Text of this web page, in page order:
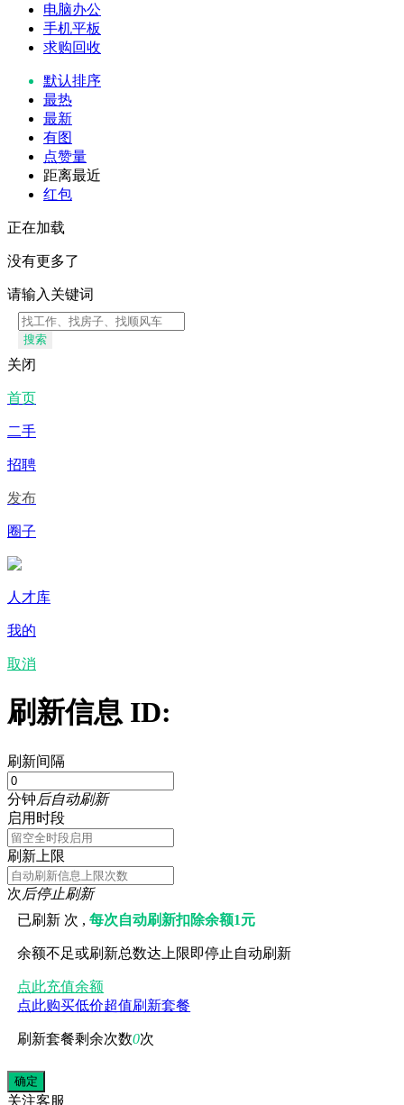
电脑办公
手机平板
求购回收
默认排序
最热
最新
有图
点赞量
距离最近
红包
正在加载
没有更多了
请输入关键词
搜索
关闭
首页
二手
招聘
发布
圈子
人才库
我的
取消
刷新信息 ID:
刷新间隔
分钟后自动刷新
启用时段
刷新上限
次后停止刷新
已刷新 次 ,每次自动刷新扣除余额1元
余额不足或刷新总数达上限即停止自动刷新
点此充值余额
点此购买低价超值刷新套餐
刷新套餐剩余次数0次
关注客服